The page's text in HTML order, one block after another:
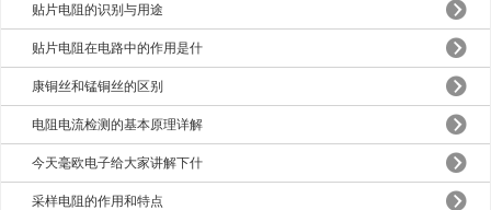
贴片电阻的识别与用途
贴片电阻在电路中的作用是什
康铜丝和锰铜丝的区别
电阻电流检测的基本原理详解
今天毫欧电子给大家讲解下什
采样电阻的作用和特点